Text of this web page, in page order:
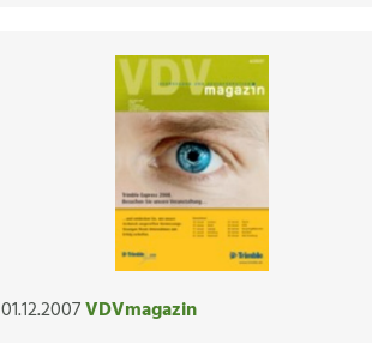
01.12.2007VDVmagazin